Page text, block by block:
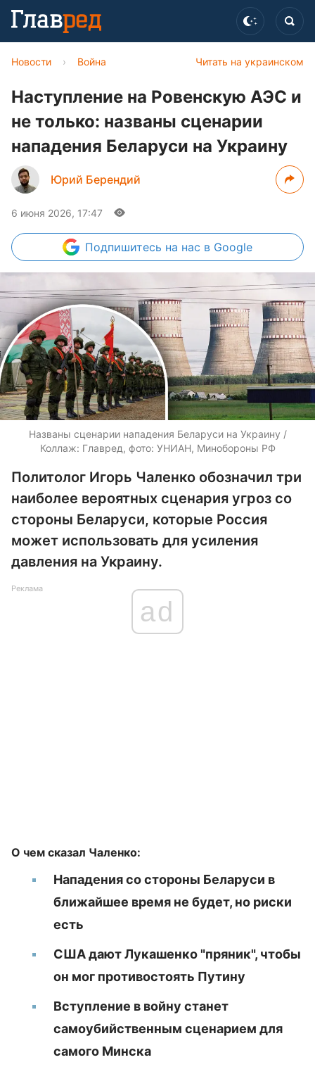
Читать на украинском
Новости › Война
Наступление на Ровенскую АЭС и
не только: названы сценарии
нападения Беларуси на Украину
Юрий Берендий
6 июня 2026, 17:47
Подпишитесь на нас в Google
Названы сценарии нападения Беларуси на Украину /
Коллаж: Главред, фото: УНИАН, Минобороны РФ
Политолог Игорь Чаленко обозначил три
наиболее вероятных сценария угроз со
стороны Беларуси, которые Россия
может использовать для усиления
давления на Украину.
Реклама
ad
О чем сказал Чаленко:
Нападения со стороны Беларуси в
ближайшее время не будет, но риски
есть
США дают Лукашенко "пряник", чтобы
он мог противостоять Путину
Вступление в войну станет
самоубийственным сценарием для
самого Минска